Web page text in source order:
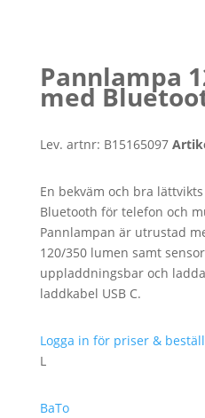
Pannlampa
med
Lev. artnr: B15165097
En bekväm och bra
Bluetooth för telefon och
Pannlampan är utrustad
120/350 lumen samt
uppladdningsbar och
laddkabel USB C.
Logga in för priser &
L
BaTo